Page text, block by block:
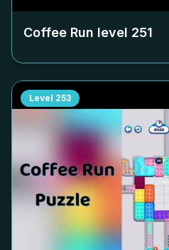
Coffee Run level 251
Level 253